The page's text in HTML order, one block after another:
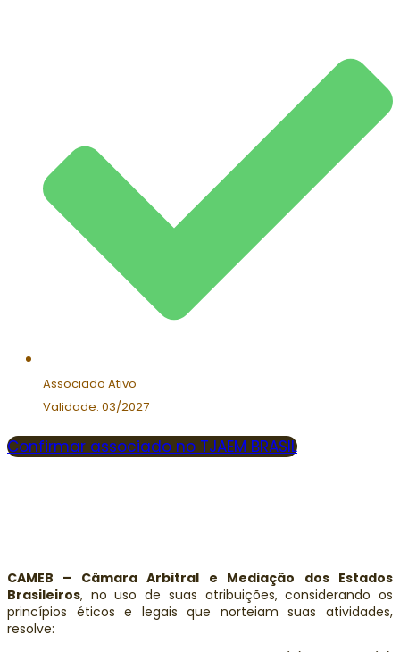
Associado Ativo
Validade: 03/2027
Confirmar associado no TJAEM BRASIL
CAMEB – Câmara Arbitral e Mediação dos Estados
Brasileiros, no uso de suas atribuições, considerando os
princípios éticos e legais que norteiam suas atividades,
resolve: